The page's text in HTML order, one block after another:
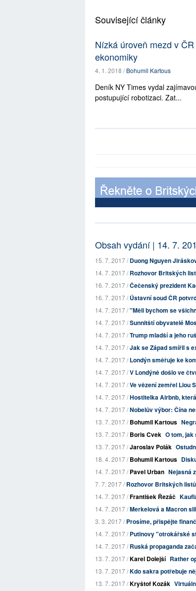
Související články
Nízká úroveň mezd v
ekonomiky
4. 1. 2018 /Bohumil Kartous
Deník NY Times vydal
postupující robotizaci. Zat...
Obsah vydání | 14. 7.
15. 7. 2017 /Duong Nguyen
14. 7. 2017 /Rozhovor Britských
16. 7. 2017 /Čečenský prezident
16. 7. 2017 /Ústavní soud ČR
14. 7. 2017 /"Měli bychom se
14. 7. 2017 /Sunnitští obyvatelé
14. 7. 2017 /Trump mladší a jeho
14. 7. 2017 /Jak se Západ smířil s
14. 7. 2017 /Londýn směřuje ke
14. 7. 2017 /V Londýně došlo ve
14. 7. 2017 /Ve vězení zemřel Liou
14. 7. 2017 /Hostitelka Airbnb,
14. 7. 2017 /Nobelův výbor: Čína
13. 7. 2017 /Bohumil Kartous
13. 7. 2017 /Boris Cvek O tom, jak
13. 7. 2017 /Jaroslav Polák
18. 4. 2017 /Bohumil Kartous
14. 7. 2017 /Pavel Urban Nejasná
7. 7. 2017 /Rozhovor Britských
14. 7. 2017 /František Řezáč
14. 7. 2017 /Merkelová a Macron
3. 3. 2017 /Prosíme, přispějte
14. 7. 2017 /Putinovy "otrokářské
14. 7. 2017 /Ruská propaganda
13. 7. 2017 /Karel Dolejší Rather
13. 7. 2017 /Kdo sakra potřebuje
13. 7. 2017 /Kryštof Kozák